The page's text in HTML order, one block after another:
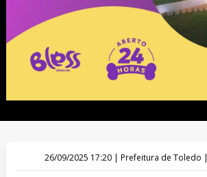
26/09/2025 17:20 | Prefeitura de Toledo |